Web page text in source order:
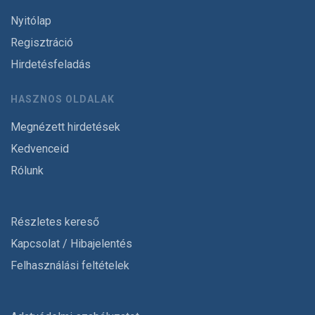
Nyitólap
Regisztráció
Hirdetésfeladás
HASZNOS OLDALAK
Megnézett hirdetések
Kedvenceid
Rólunk
Részletes kereső
Kapcsolat / Hibajelentés
Felhasználási feltételek